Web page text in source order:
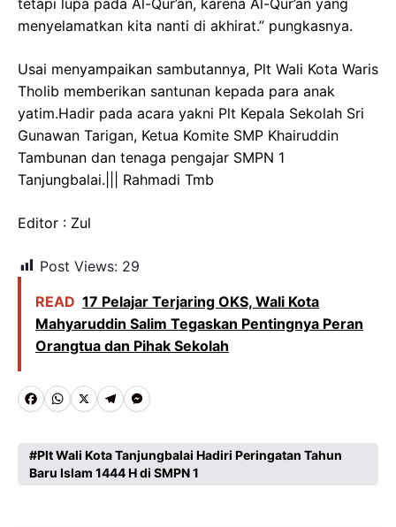
menyelamatkan kita nanti di akhirat.” pungkasnya.
Usai menyampaikan sambutannya, Plt Wali Kota Waris
Tholib memberikan santunan kepada para anak
yatim.Hadir pada acara yakni Plt Kepala Sekolah Sri
Gunawan Tarigan, Ketua Komite SMP Khairuddin
Tambunan dan tenaga pengajar SMPN 1
Tanjungbalai.||| Rahmadi Tmb
Editor : Zul
Post Views: 29
READ 17 Pelajar Terjaring OKS, Wali Kota
Mahyaruddin Salim Tegaskan Pentingnya Peran
Orangtua dan Pihak Sekolah
F
c
e
W
a
t
X T
l
e
M
s
s
Plt Wali Kota Tanjungbalai Hadiri Peringatan Tahun
Baru Islam 1444 H di SMPN 1